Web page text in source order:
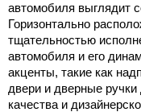
автомобиля выглядит
Горизонтально
тщательностью
автомобиля и его
акценты, такие как
двери и дверные
качества и